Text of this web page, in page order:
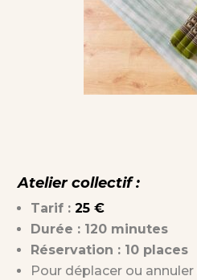
Atelier collectif :
Tarif : 25 €
Durée : 120 minutes
Réservation : 10 places
Pour déplacer ou